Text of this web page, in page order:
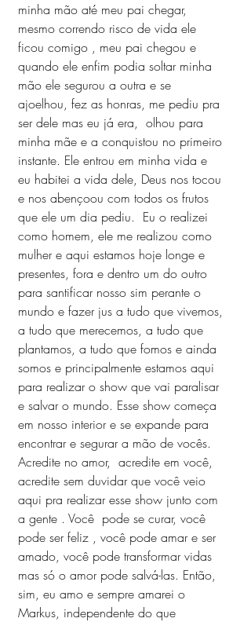
minha mão até meu pai chegar,
mesmo correndo risco de vida ele
ficou comigo , meu pai chegou e
quando ele enfim podia soltar minha
mão ele segurou a outra e se
ajoelhou, fez as honras, me pediu pra
ser dele mas eu já era,  olhou para
minha mãe e a conquistou no primeiro
instante. Ele entrou em minha vida e
eu habitei a vida dele, Deus nos tocou
e nos abençoou com todos os frutos
que ele um dia pediu.  Eu o realizei
como homem, ele me realizou como
mulher e aqui estamos hoje longe e
presentes, fora e dentro um do outro
para santificar nosso sim perante o
mundo e fazer jus a tudo que vivemos,
a tudo que merecemos, a tudo que
plantamos, a tudo que fomos e ainda
somos e principalmente estamos aqui
para realizar o show que vai paralisar
e salvar o mundo. Esse show começa
em nosso interior e se expande para
encontrar e segurar a mão de vocês.
Acredite no amor,  acredite em você,
acredite sem duvidar que você veio
aqui pra realizar esse show junto com
a gente . Você  pode se curar, você
pode ser feliz , você pode amar e ser
amado, você pode transformar vidas
mas só o amor pode salvá-las. Então,
sim, eu amo e sempre amarei o
Markus, independente do que